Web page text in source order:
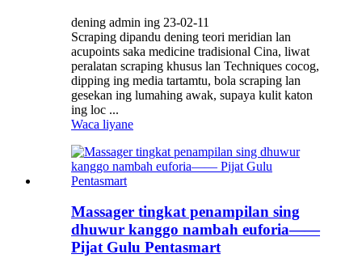
dening admin ing 23-02-11
Scraping dipandu dening teori meridian lan
acupoints saka medicine tradisional Cina, liwat
peralatan scraping khusus lan Techniques cocog,
dipping ing media tartamtu, bola scraping lan
gesekan ing lumahing awak, supaya kulit katon
ing loc ...
Waca liyane
Massager tingkat penampilan sing
dhuwur kanggo nambah euforia——
Pijat Gulu Pentasmart